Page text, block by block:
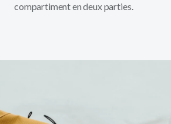
compartiment en deux parties.